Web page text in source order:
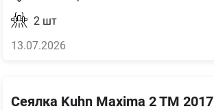
2 шт
13.07.2026
Сеялка Kuhn Maxima 2 TM 2017